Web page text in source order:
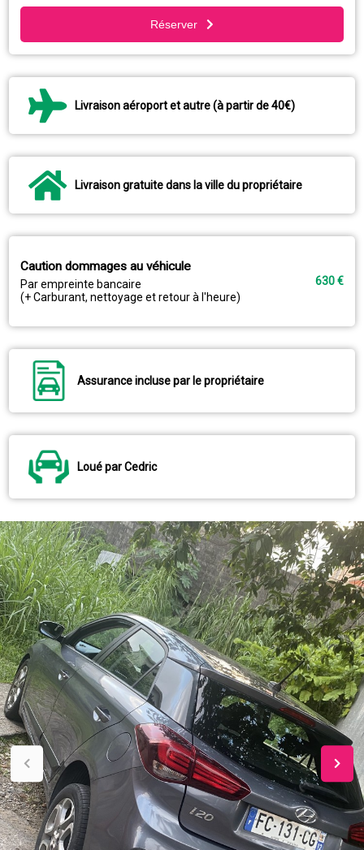
Réserver
Livraison aéroport et autre (à partir de 40€)
Livraison gratuite dans la ville du propriétaire
Caution dommages au véhicule
Par empreinte bancaire
(+ Carburant, nettoyage et retour à l'heure)
630 €
Assurance incluse par le propriétaire
Loué par Cedric